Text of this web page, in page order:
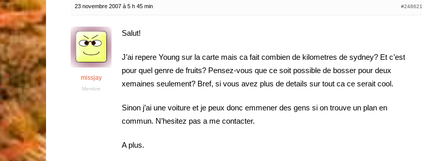
23 novembre 2007 à 5 h 45 min #248621
missjay
Membre
Salut!
J’ai repere Young sur la carte mais ca fait combien de kilometres de sydney? Et c’est
pour quel genre de fruits? Pensez-vous que ce soit possible de bosser pour deux
xemaines seulement? Bref, si vous avez plus de details sur tout ca ce serait cool.
Sinon j’ai une voiture et je peux donc emmener des gens si on trouve un plan en
commun. N’hesitez pas a me contacter.
A plus.